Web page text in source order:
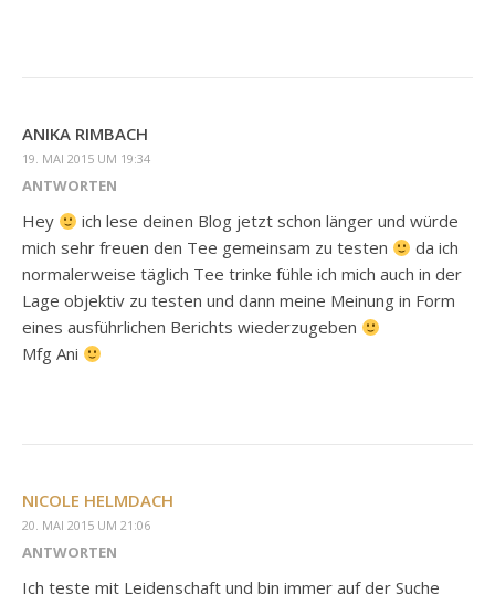
ANIKA RIMBACH
19. MAI 2015 UM 19:34
ANTWORTEN
Hey
ich lese deinen Blog jetzt schon länger und würde
mich sehr freuen den Tee gemeinsam zu testen
da ich
normalerweise täglich Tee trinke fühle ich mich auch in der
Lage objektiv zu testen und dann meine Meinung in Form
eines ausführlichen Berichts wiederzugeben
Mfg Ani
NICOLE HELMDACH
20. MAI 2015 UM 21:06
ANTWORTEN
Ich teste mit Leidenschaft und bin immer auf der Suche